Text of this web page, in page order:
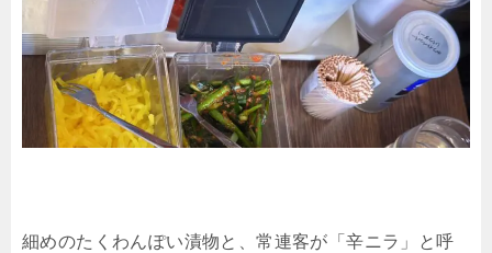
細めのたくわんぽい漬物と、常連客が「辛ニラ」と呼